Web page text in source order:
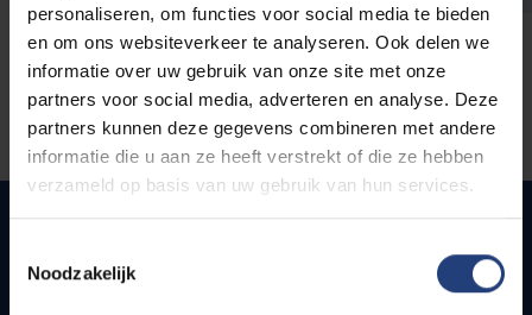
personaliseren, om functies voor social media te bieden
en om ons websiteverkeer te analyseren. Ook delen we
informatie over uw gebruik van onze site met onze
partners voor social media, adverteren en analyse. Deze
partners kunnen deze gegevens combineren met andere
informatie die u aan ze heeft verstrekt of die ze hebben
verzameld op basis van uw gebruik van hun services.
Noodzakelijk
Quick links